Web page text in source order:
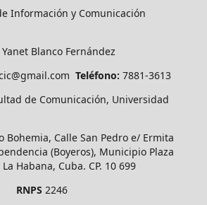
Información y Comunicación
Yanet Blanco Fernández
Teléfono: 7881-3613
de Comunicación, Universidad
Bohemia, Calle San Pedro e/ Ermita
(Boyeros), Municipio Plaza
Habana, Cuba. CP. 10 699
RNPS 2246